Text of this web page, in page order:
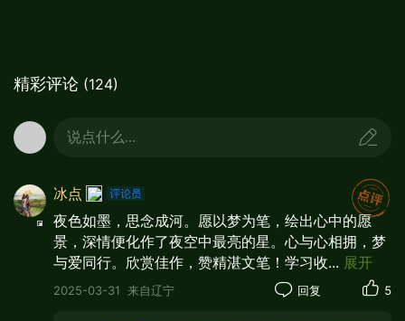
精彩评论 (124)
说点什么...
冰点
夜色如墨，思念成河。愿以梦为笔，绘出心中的愿
景，深情便化作了夜空中最亮的星。心与心相拥，梦
与爱同行。欣赏佳作，赞精湛文笔！学习收... 展开
2025-03-31 来自辽宁 回复 5